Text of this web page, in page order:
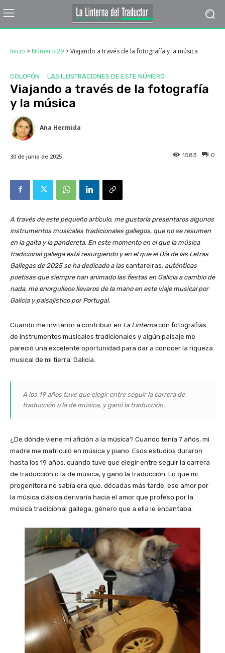
Inicio > Número 29 >Viajando a través de la fotografía y la música
COLOFÓN LAS ILUSTRACIONES DE ESTE NÚMERO
Viajando a través de la fotografía
y la música
Ana Hermida
30 de junio de 2025 0
1583
A través de este pequeño artículo, me gustaría presentaros algunos
instrumentos musicales tradicionales gallegos, que no se resumen
en la gaita y la pandereta. En este momento en el que la música
tradicional gallega está resurgiendo y en el que el Día de las Letras
Gallegas de 2025 se ha dedicado a las cantareiras, auténticas
poetisas que siempre han animado las fiestas en Galicia a cambio de
nada, me enorgullece llevaros de la mano en este viaje musical por
Galicia y paisajístico por Portugal.
Cuando me invitaron a contribuir en La Linternacon fotografías
de instrumentos musicales tradicionales y algún paisaje me
pareció una excelente oportunidad para dar a conocer la riqueza
musical de mi tierra: Galicia.
A los 19 años tuve que elegir entre seguir la carrera de
traducción o la de música, y ganó la traducción.
¿De dónde viene mi afición a la música? Cuando tenía 7 años, mi
madre me matriculó en música y piano. Esos estudios duraron
hasta los 19 años, cuando tuve que elegir entre seguir la carrera
de traducción o la de música, y ganó la traducción. Lo que mi
progenitora no sabía era que, décadas más tarde, ese amor por
la música clásica derivaría hacia el amor que profeso por la
música tradicional gallega, género que a ella le encantaba.